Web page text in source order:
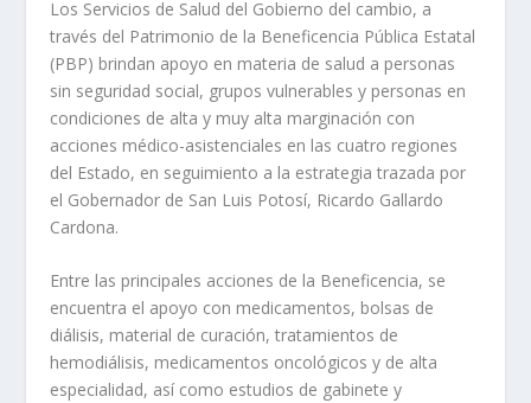
Los Servicios de Salud del Gobierno del cambio, a
través del Patrimonio de la Beneficencia Pública Estatal
(PBP) brindan apoyo en materia de salud a personas
sin seguridad social, grupos vulnerables y personas en
condiciones de alta y muy alta marginación con
acciones médico-asistenciales en las cuatro regiones
del Estado, en seguimiento a la estrategia trazada por
el Gobernador de San Luis Potosí, Ricardo Gallardo
Cardona.
Entre las principales acciones de la Beneficencia, se
encuentra el apoyo con medicamentos, bolsas de
diálisis, material de curación, tratamientos de
hemodiálisis, medicamentos oncológicos y de alta
especialidad, así como estudios de gabinete y